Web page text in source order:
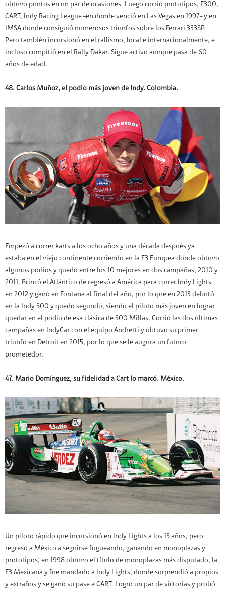
obtuvo puntos en un par de ocasiones. Luego corrió prototipos, F300,
CART, Indy Racing League –en donde venció en Las Vegas en 1997– y en
IMSA donde consiguió numerosos triunfos sobre los Ferrari 333SP.
Pero también incursionó en el rallismo, local e internacionalmente, e
incluso compitió en el Rally Dakar. Sigue activo aunque pasa de 60
años de edad.
48. Carlos Muñoz, el podio más joven de Indy. Colombia.
Empezó a correr karts a los ocho años y una década después ya
estaba en el viejo continente corriendo en la F3 Europea donde obtuvo
algunos podios y quedó entre los 10 mejores en dos campañas, 2010 y
2011. Brincó el Atlántico de regresó a América para correr Indy Lights
en 2012 y ganó en Fontana al final del año, por lo que en 2013 debutó
en la Indy 500 y quedó segundo, siendo el piloto más joven en lograr
quedar en el podio de esa clásica de 500 Millas. Corrió las dos últimas
campañas en IndyCar con el equipo Andretti y obtuvo su primer
triunfo en Detroit en 2015, por lo que se le augura un futuro
prometedor.
47. Mario Domínguez, su fidelidad a Cart lo marcó. México.
Un piloto rápido que incursionó en Indy Lights a los 15 años, pero
regresó a México a seguirse fogueando, ganando en monoplazas y
prototipos; en 1998 obtuvo el título de monoplazas más disputado, la
F3 Mexicana y fue mandado a Indy Lights, donde sorprendió a propios
y extraños y se ganó su pase a CART. Logró un par de victorias y probó